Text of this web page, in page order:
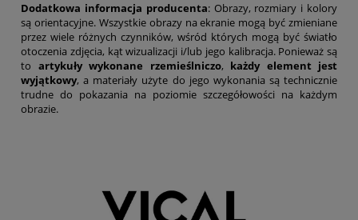
Dodatkowa informacja producenta: Obrazy, rozmiary i kolory
są orientacyjne. Wszystkie obrazy na ekranie mogą być zmieniane
przez wiele różnych czynników, wśród których mogą być światło
otoczenia zdjęcia, kąt wizualizacji i/lub jego kalibracja. Ponieważ są
to artykuły wykonane rzemieślniczo, każdy element jest
wyjątkowy, a materiały użyte do jego wykonania są technicznie
trudne do pokazania na poziomie szczegółowości na każdym
obrazie.